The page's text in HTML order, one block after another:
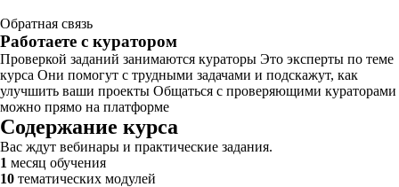
Обратная связь
Работаете с куратором
Проверкой заданий занимаются кураторы Это эксперты по теме
курса Они помогут с трудными задачами и подскажут, как
улучшить ваши проекты Общаться с проверяющими кураторами
можно прямо на платформе
Содержание курса
Вас ждут вебинары и практические задания.
1 месяц обучения
10 тематических модулей